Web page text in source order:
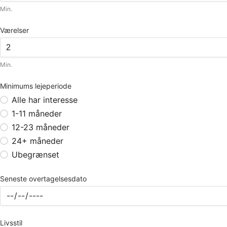
Min.
Værelser
Min.
Minimums lejeperiode
Alle har interesse
1-11 måneder
12-23 måneder
24+ måneder
Ubegrænset
Seneste overtagelsesdato
Livsstil